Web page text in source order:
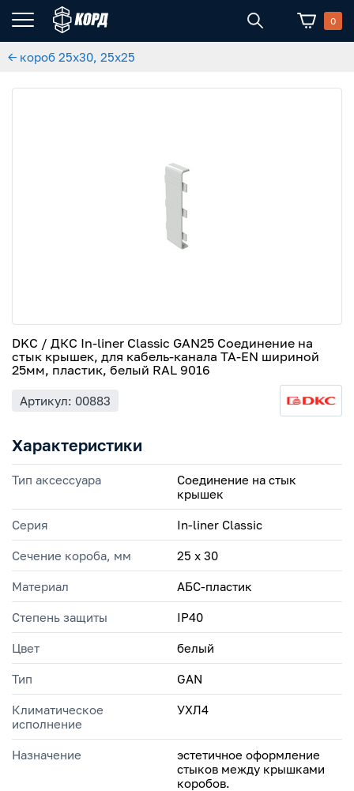
0
← короб 25x30, 25x25
DKC / ДКС In-liner Classic GAN25 Соединение на
стык крышек, для кабель-канала TA-EN шириной
25мм, пластик, белый RAL 9016
Артикул: 00883
Характеристики
Тип аксессуара
Соединение на стык
крышек
Серия In-liner Classic
Сечение короба, мм 25 х 30
Материал АБС-пластик
Степень защиты IP40
Цвет белый
Тип GAN
Климатическое
исполнение
УХЛ4
Назначение
эстетичное оформление
стыков между крышками
коробов.